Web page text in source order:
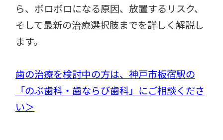
ら、ボロボロになる原因、放置するリスク、
そして最新の治療選択肢までを詳しく解説し
ます。
歯の治療を検討中の方は、神戸市板宿駅の
「のぶ歯科・歯ならび歯科」にご相談くださ
い＞